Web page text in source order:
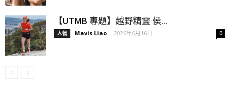
【UTMB 專題】越野精靈 侯...
人物 Mavis Liao - 2026年6月16日 0